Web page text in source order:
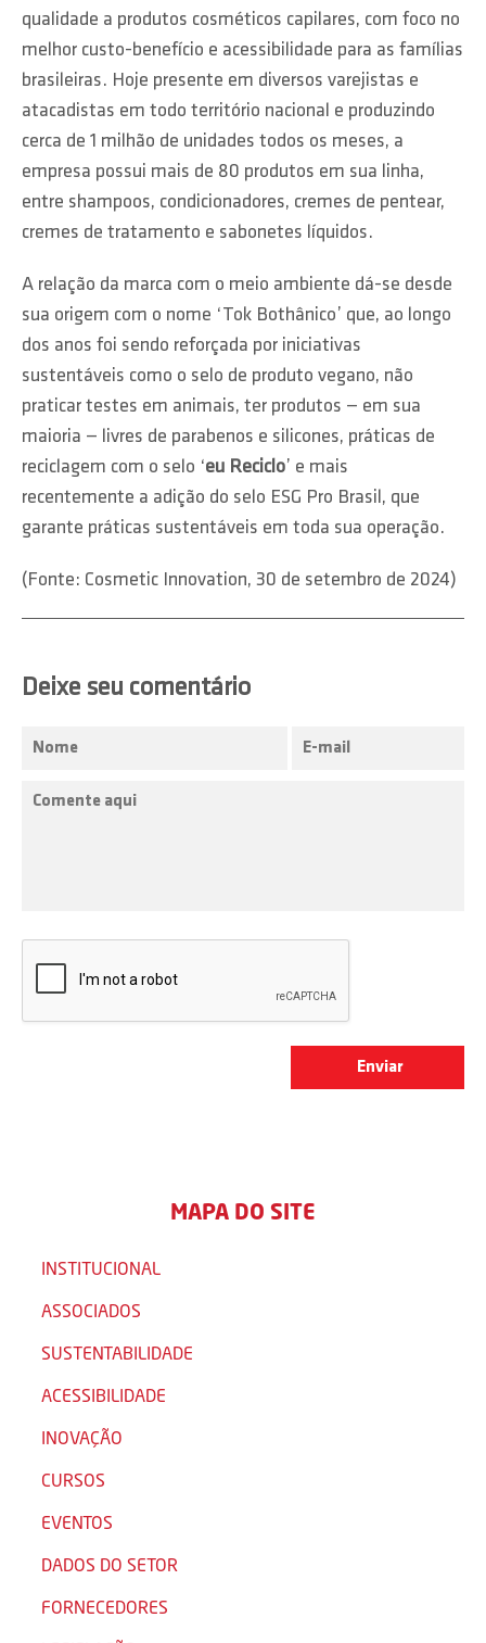
qualidade a produtos cosméticos capilares, com foco no
melhor custo-benefício e acessibilidade para as famílias
brasileiras. Hoje presente em diversos varejistas e
atacadistas em todo território nacional e produzindo
cerca de 1 milhão de unidades todos os meses, a
empresa possui mais de 80 produtos em sua linha,
entre shampoos, condicionadores, cremes de pentear,
cremes de tratamento e sabonetes líquidos.​
A relação da marca com o meio ambiente dá-se desde
sua origem com o nome ‘Tok Bothânico’ que, ao longo
dos anos foi sendo reforçada por iniciativas
sustentáveis como o selo de produto vegano, não
praticar testes em animais, ter produtos — em sua
maioria — livres de parabenos e silicones, práticas de
reciclagem com o selo ‘eu Reciclo’ e mais
recentemente a adição do selo ESG Pro Brasil, que
garante práticas sustentáveis em toda sua operação.
(Fonte: Cosmetic Innovation, 30 de setembro de 2024)
Deixe seu comentário
MAPA DO SITE
INSTITUCIONAL
ASSOCIADOS
SUSTENTABILIDADE
ACESSIBILIDADE
INOVAÇÃO
CURSOS
EVENTOS
DADOS DO SETOR
FORNECEDORES